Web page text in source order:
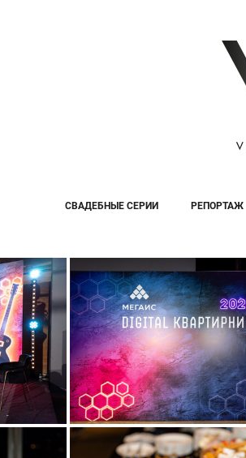
СВАДЕБНЫЕ СЕРИИ РЕПОРТАЖ